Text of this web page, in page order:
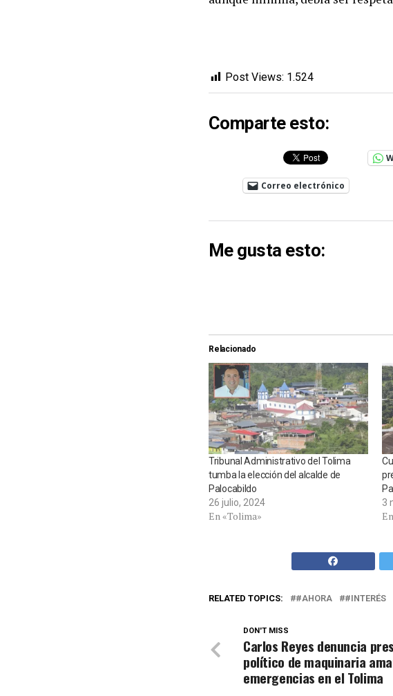
Post Views: 1.524
Comparte esto:
Correo electrónico
Me gusta esto:
Relacionado
Tribunal Administrativo del Tolima
tumba la elección del alcalde de
Palocabildo
26 julio, 2024
En «Tolima»
3
RELATED TOPICS: #AHORA #INTERÉS
DON'T MISS
Carlos Reyes denuncia
político de maquinaria
emergencias en el Tolima